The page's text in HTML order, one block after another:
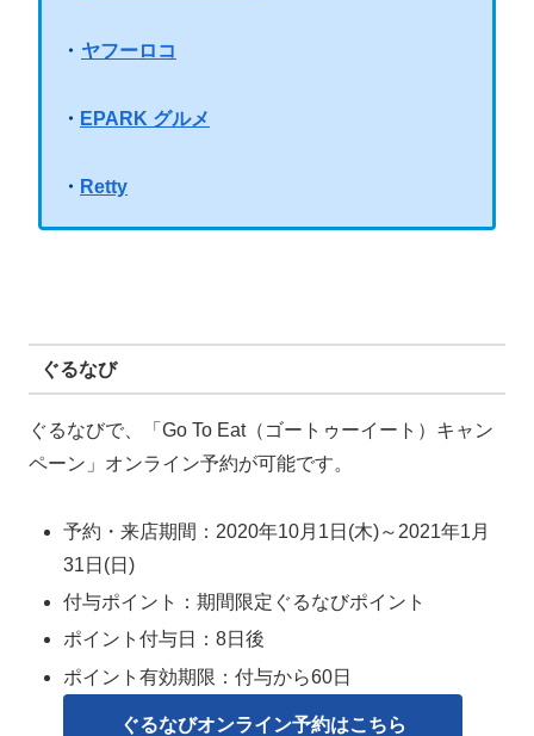
・ ヤフーロコ
・ EPARK グルメ
・ Retty
ぐるなび
ぐるなびで、「Go To Eat（ゴートゥーイート）キャン
ペーン」オンライン予約が可能です。
予約・来店期間：2020年10月1日(木)～2021年1月
31日(日)
付与ポイント：期間限定ぐるなびポイント
ポイント付与日：8日後
ポイント有効期限：付与から60日
ぐるなびオンライン予約はこちら